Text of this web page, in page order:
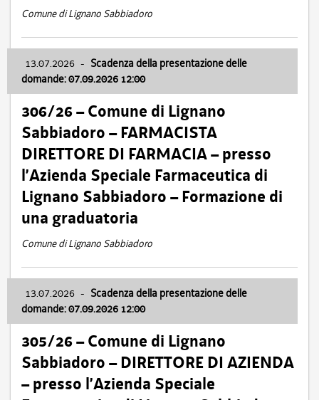
Comune di Lignano Sabbiadoro
13.07.2026 - Scadenza della presentazione delle
domande: 07.09.2026 12:00
306/26 – Comune di Lignano
Sabbiadoro – FARMACISTA
DIRETTORE DI FARMACIA – presso
l’Azienda Speciale Farmaceutica di
Lignano Sabbiadoro – Formazione di
una graduatoria
Comune di Lignano Sabbiadoro
13.07.2026 - Scadenza della presentazione delle
domande: 07.09.2026 12:00
305/26 – Comune di Lignano
Sabbiadoro – DIRETTORE DI AZIENDA
– presso l’Azienda Speciale